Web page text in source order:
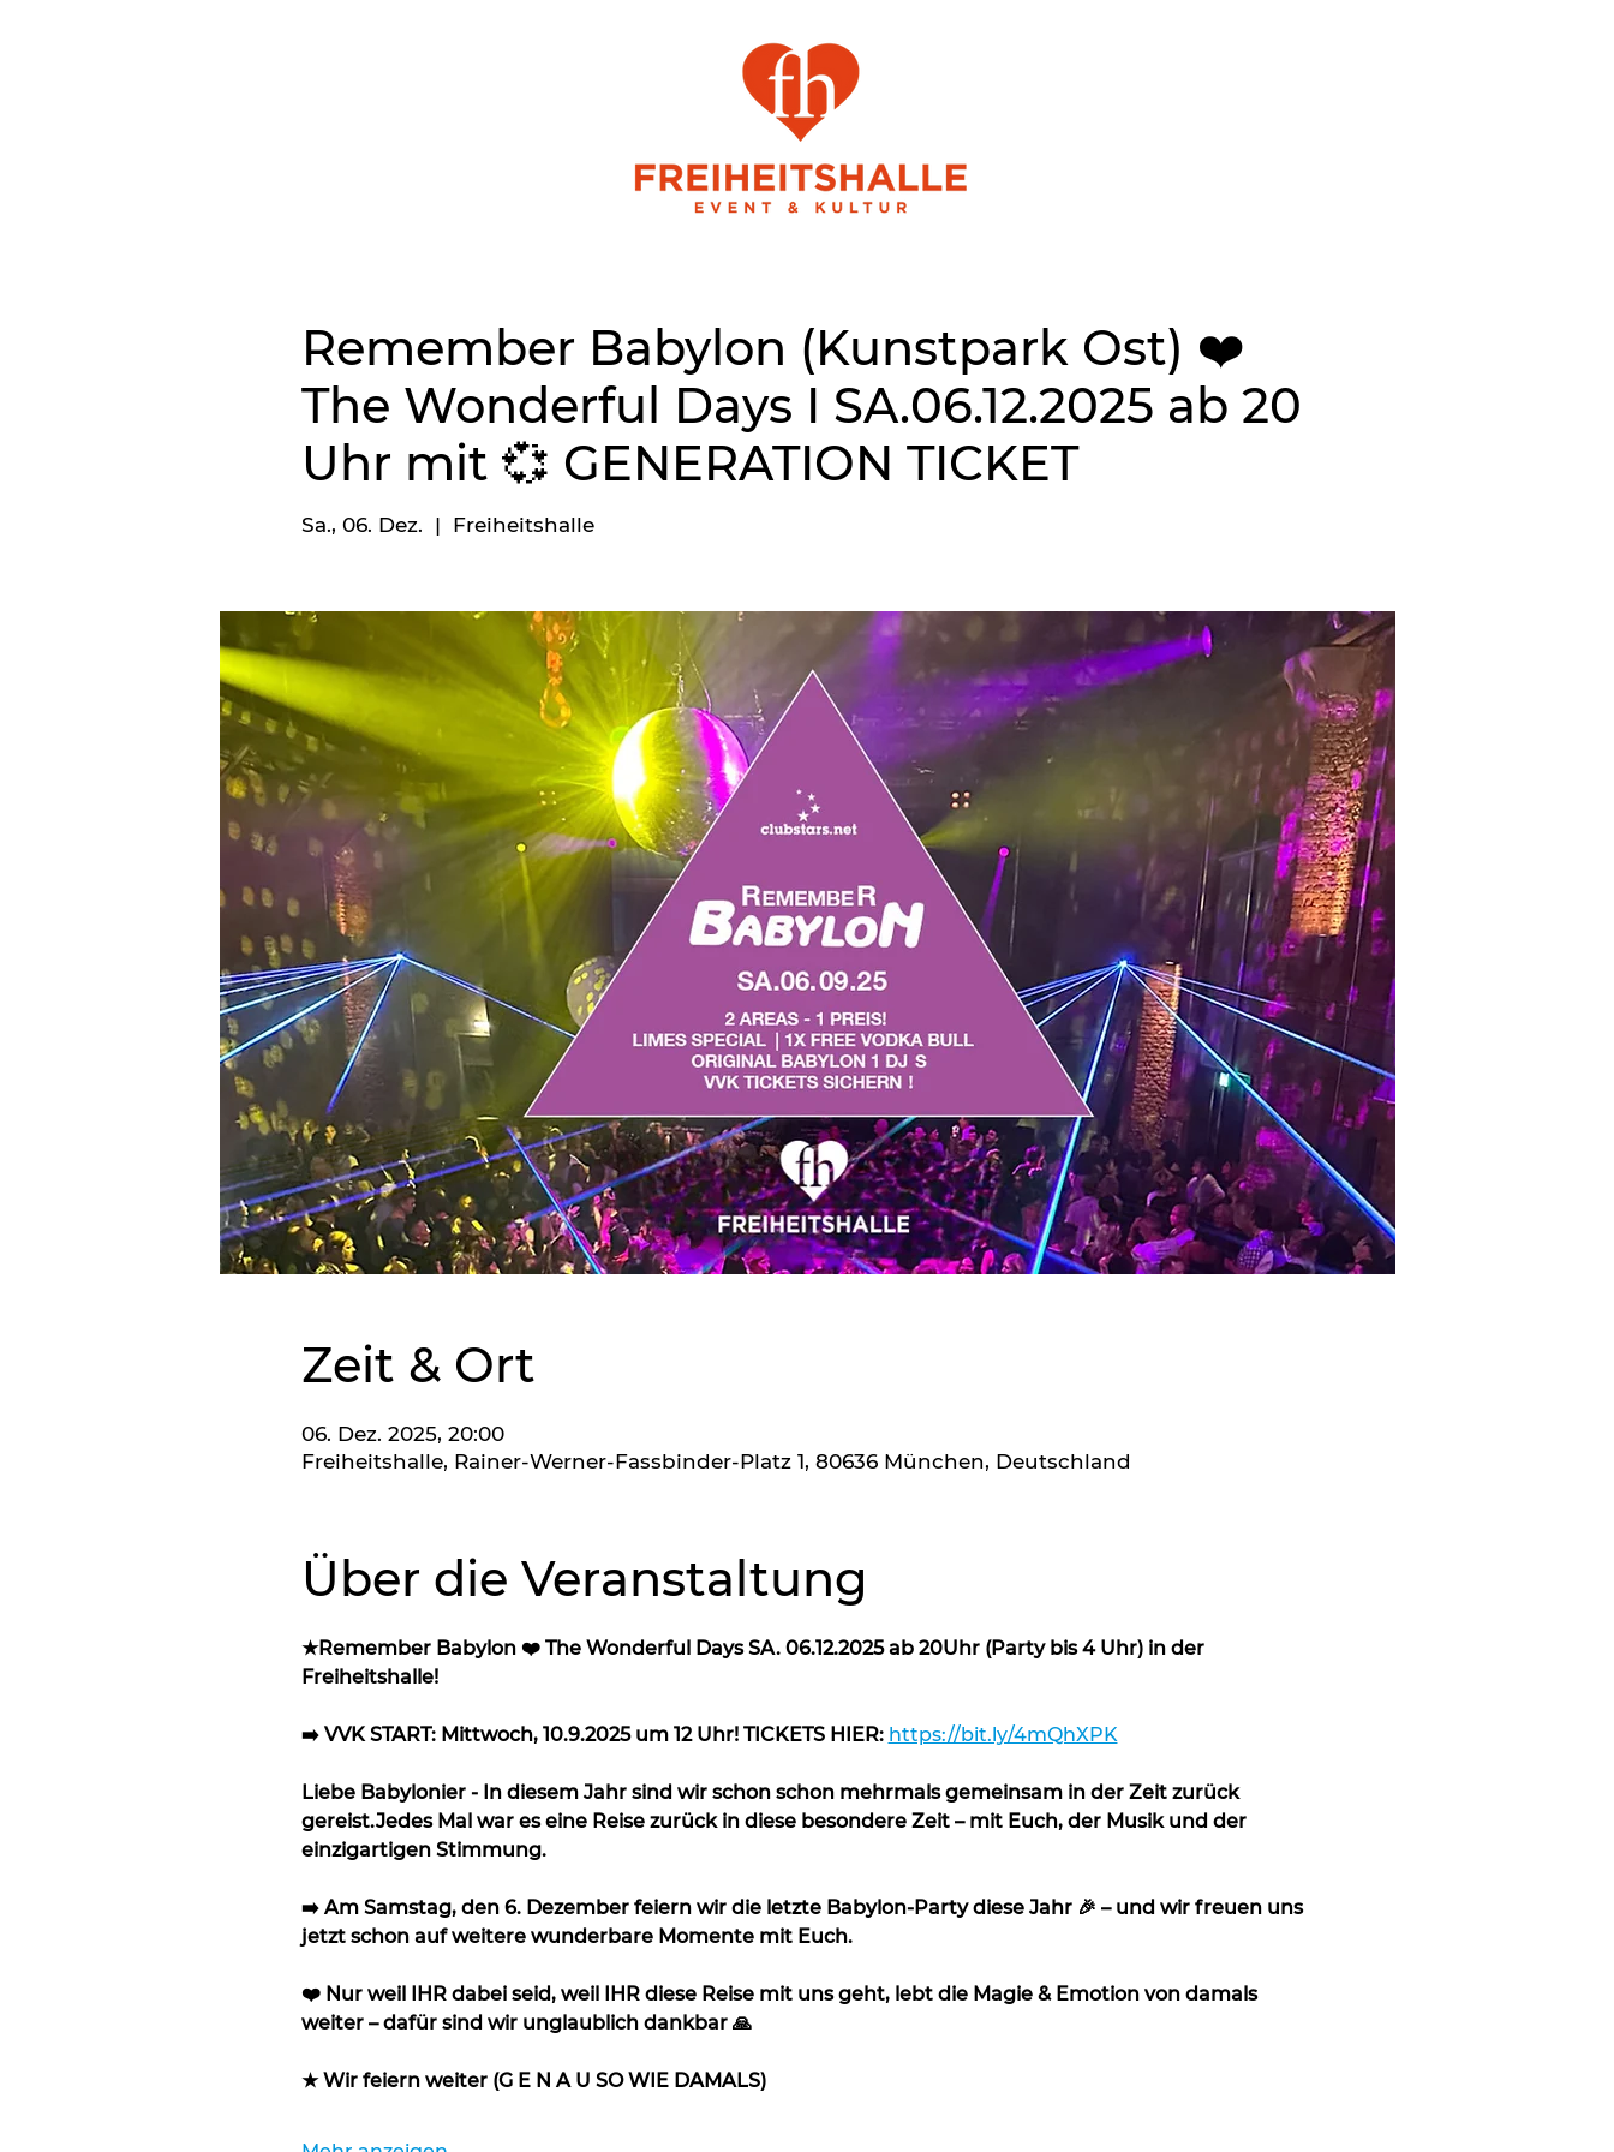
Remember Babylon (Kunstpark Ost) ❤️
The Wonderful Days I SA.06.12.2025 ab 20
Uhr mit 💞 GENERATION TICKET
Sa., 06. Dez.
  |
Freiheitshalle
Zeit & Ort
06. Dez. 2025, 20:00
Freiheitshalle, Rainer-Werner-Fassbinder-Platz 1, 80636 München, Deutschland
Über die Veranstaltung
★Remember Babylon ❤️ The Wonderful Days SA. 06.12.2025 ab 20Uhr (Party bis 4 Uhr) in der
Freiheitshalle!
➡️ VVK START: Mittwoch, 10.9.2025 um 12 Uhr! TICKETS HIER: https://bit.ly/4mQhXPK
Liebe Babylonier - In diesem Jahr sind wir schon schon mehrmals gemeinsam in der Zeit zurück
gereist.Jedes Mal war es eine Reise zurück in diese besondere Zeit – mit Euch, der Musik und der
einzigartigen Stimmung.
➡️ Am Samstag, den 6. Dezember feiern wir die letzte Babylon-Party diese Jahr 🎉 – und wir freuen uns
jetzt schon auf weitere wunderbare Momente mit Euch.
❤️ Nur weil IHR dabei seid, weil IHR diese Reise mit uns geht, lebt die Magie & Emotion von damals
weiter – dafür sind wir unglaublich dankbar 🙏
★ Wir feiern weiter (G E N A U SO WIE DAMALS)